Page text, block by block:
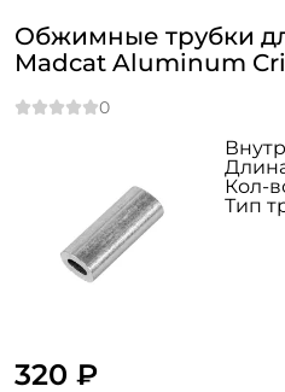
Обжимные трубки
Madcat Aluminum
320 ₽
Кол-
Тип